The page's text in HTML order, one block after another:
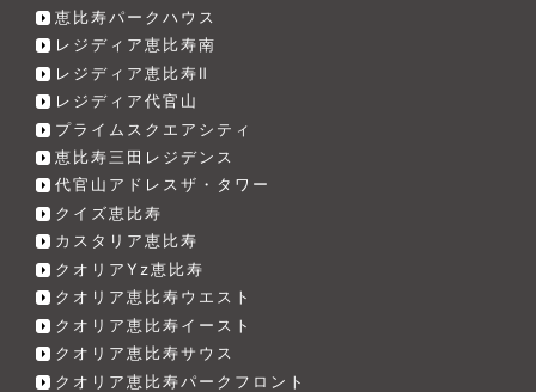
恵比寿パークハウス
レジディア恵比寿南
レジディア恵比寿Ⅱ
レジディア代官山
プライムスクエアシティ
恵比寿三田レジデンス
代官山アドレスザ・タワー
クイズ恵比寿
カスタリア恵比寿
クオリアYz恵比寿
クオリア恵比寿ウエスト
クオリア恵比寿イースト
クオリア恵比寿サウス
クオリア恵比寿パークフロント